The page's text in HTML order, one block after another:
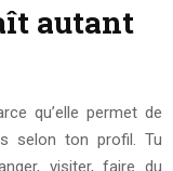
autant
qu’elle permet de
selon ton profil. Tu
visiter, faire du